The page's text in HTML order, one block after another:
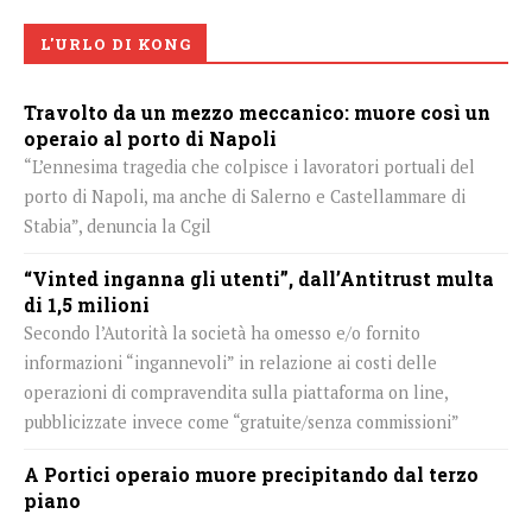
L'URLO DI KONG
Travolto da un mezzo meccanico: muore così un
operaio al porto di Napoli
“L’ennesima tragedia che colpisce i lavoratori portuali del
porto di Napoli, ma anche di Salerno e Castellammare di
Stabia”, denuncia la Cgil
“Vinted inganna gli utenti”, dall’Antitrust multa
di 1,5 milioni
Secondo l’Autorità la società ha omesso e/o fornito
informazioni “ingannevoli” in relazione ai costi delle
operazioni di compravendita sulla piattaforma on line,
pubblicizzate invece come “gratuite/senza commissioni”
A Portici operaio muore precipitando dal terzo
piano